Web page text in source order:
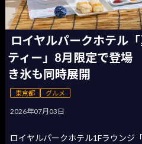
ロイヤルパークホテル
ティー」8月限定で登
き氷も同時展開
東京都 グルメ
2026年07月03日
ロイヤルパークホテル1Fラウンジ